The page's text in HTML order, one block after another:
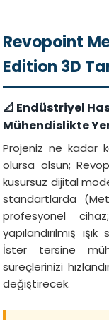
Revopoint
Edition 3D
📐 Endüstriyel
Mühendislikte
Projeniz ne kadar
olursa olsun;
kusursuz dijital
standartlarda
profesyonel
yapılandırılmış
İster tersine
süreçlerinizi
değiştirecek.